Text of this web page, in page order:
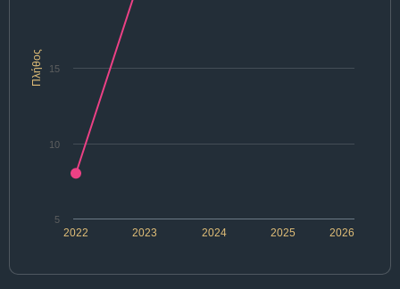
Πλήθος
2025
2022 2023 2024 2026
5
10
15